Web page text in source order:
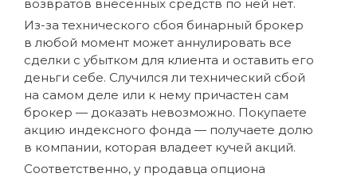
возвратов внесенных средств по ней нет.
Из-за технического сбоя бинарный брокер
в любой момент может аннулировать все
сделки с убытком для клиента и оставить его
деньги себе. Случился ли технический сбой
на самом деле или к нему причастен сам
брокер — доказать невозможно. Покупаете
акцию индексного фонда — получаете долю
в компании, которая владеет кучей акций.
Соответственно, у продавца опциона